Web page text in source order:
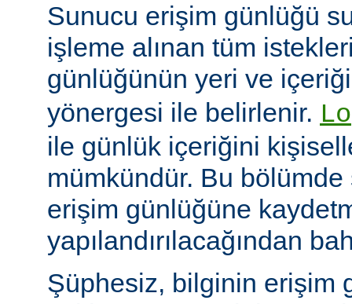
Sunucu erişim günlüğü
işleme alınan tüm
günlüğünün yeri ve
yönergesi ile belirlenir.
ile günlük içeriğini
mümkündür. Bu
erişim günlüğüne
yapılandırılacağından
Şüphesiz, bilginin erişim